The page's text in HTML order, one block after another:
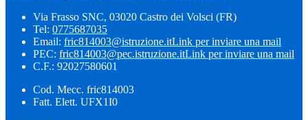
Via Frasso SNC, 03020 Castro dei Volsci (FR)
Tel: 0775687035
Email: fric814003@istruzione.itLink per inviare una mail
PEC: fric814003@pec.istruzione.itLink per inviare una mail
C.F.: 92027580601
Cod. Mecc. fric814003
Fatt. Elett. UFX1I0